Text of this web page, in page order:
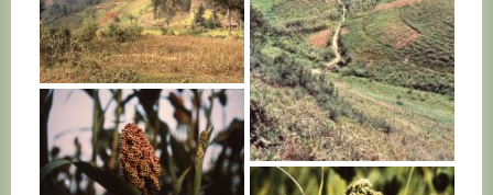
RWANDA
RWANDA